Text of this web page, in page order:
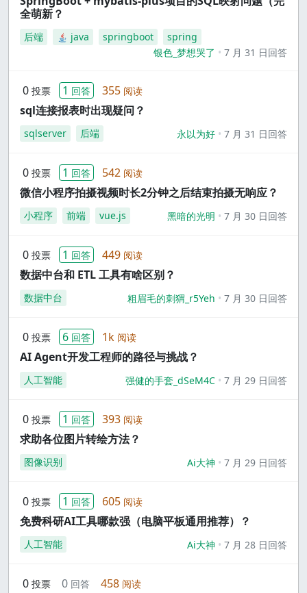
全萌新？
后端 java springboot
spring
银色_梦想哭了
7 月 31 日回答
0 投票 1 回答 355 阅读
sql连接报表时出现疑问？
sqlserver 后端 永以为好 7 月 31 日回答
0 投票 1 回答 542 阅读
微信小程序拍摄视频时长2分钟之后结束拍摄无响应？
小程序 前端 vue.js 黑暗的光明 7 月 30 日回答
0 投票 1 回答 449 阅读
数据中台和 ETL 工具有啥区别？
数据中台 粗眉毛的刺猬_r5Yeh 7 月 30 日回答
0 投票 6 回答 1k 阅读
AI Agent开发工程师的路径与挑战？
人工智能 强健的手套_dSeM4C 7 月 29 日回答
0 投票 1 回答 393 阅读
求助各位图片转绘方法？
图像识别 Ai大神 7 月 29 日回答
0 投票 1 回答 605 阅读
免费科研AI工具哪款强（电脑平板通用推荐）？
人工智能 Ai大神 7 月 28 日回答
0 投票 0 回答 458 阅读